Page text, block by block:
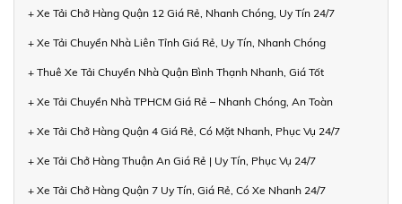
+ Xe Tải Chở Hàng Quận 12 Giá Rẻ, Nhanh Chóng, Uy Tín 24/7
+ Xe Tải Chuyển Nhà Liên Tỉnh Giá Rẻ, Uy Tín, Nhanh Chóng
+ Thuê Xe Tải Chuyển Nhà Quận Bình Thạnh Nhanh, Giá Tốt
+ Xe Tải Chuyển Nhà TPHCM Giá Rẻ – Nhanh Chóng, An Toàn
+ Xe Tải Chở Hàng Quận 4 Giá Rẻ, Có Mặt Nhanh, Phục Vụ 24/7
+ Xe Tải Chở Hàng Thuận An Giá Rẻ | Uy Tín, Phục Vụ 24/7
+ Xe Tải Chở Hàng Quận 7 Uy Tín, Giá Rẻ, Có Xe Nhanh 24/7